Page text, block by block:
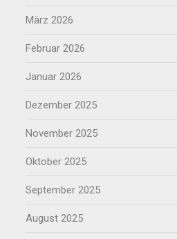
März 2026
Februar 2026
Januar 2026
Dezember 2025
November 2025
Oktober 2025
September 2025
August 2025